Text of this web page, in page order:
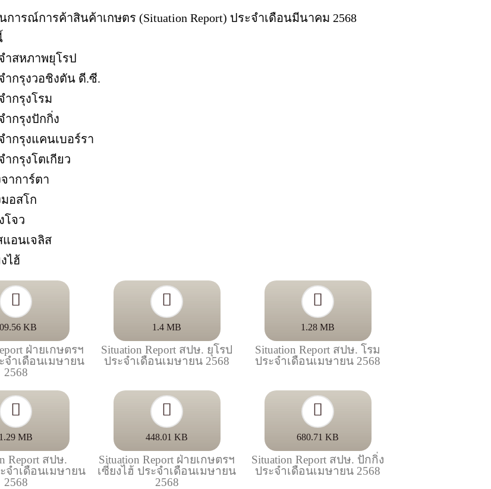
ารณ์การค้าสินค้าเกษตร (Situation Report) ประจำเดือนมีนาคม 2568
ำสหภาพยุโรป
ำกรุงวอชิงตัน ดี.ซี.
กรุงโรม
กรุงปักกิ่ง
กรุงแคนเบอร์รา
กรุงโตเกียว
าการ์ตา
อสโก
โจว
อนเจลิส
ไฮ้
KB
ฝ่ายเกษตรฯ
จำเดือนเมษายน
2568
1.4 MB
Situation Report สปษ. ยุโรป
ประจำเดือนเมษายน 2568
1.28 MB
Situation Report สปษ. โรม
ประจำเดือนเมษายน 2568
1.29 MB
Report สปษ.
จำเดือนเมษายน
2568
448.01 KB
Situation Report ฝ่ายเกษตรฯ
เซี่ยงไฮ้ ประจำเดือนเมษายน
2568
680.71 KB
Situation Report สปษ. ปักกิ่ง
ประจำเดือนเมษายน 2568